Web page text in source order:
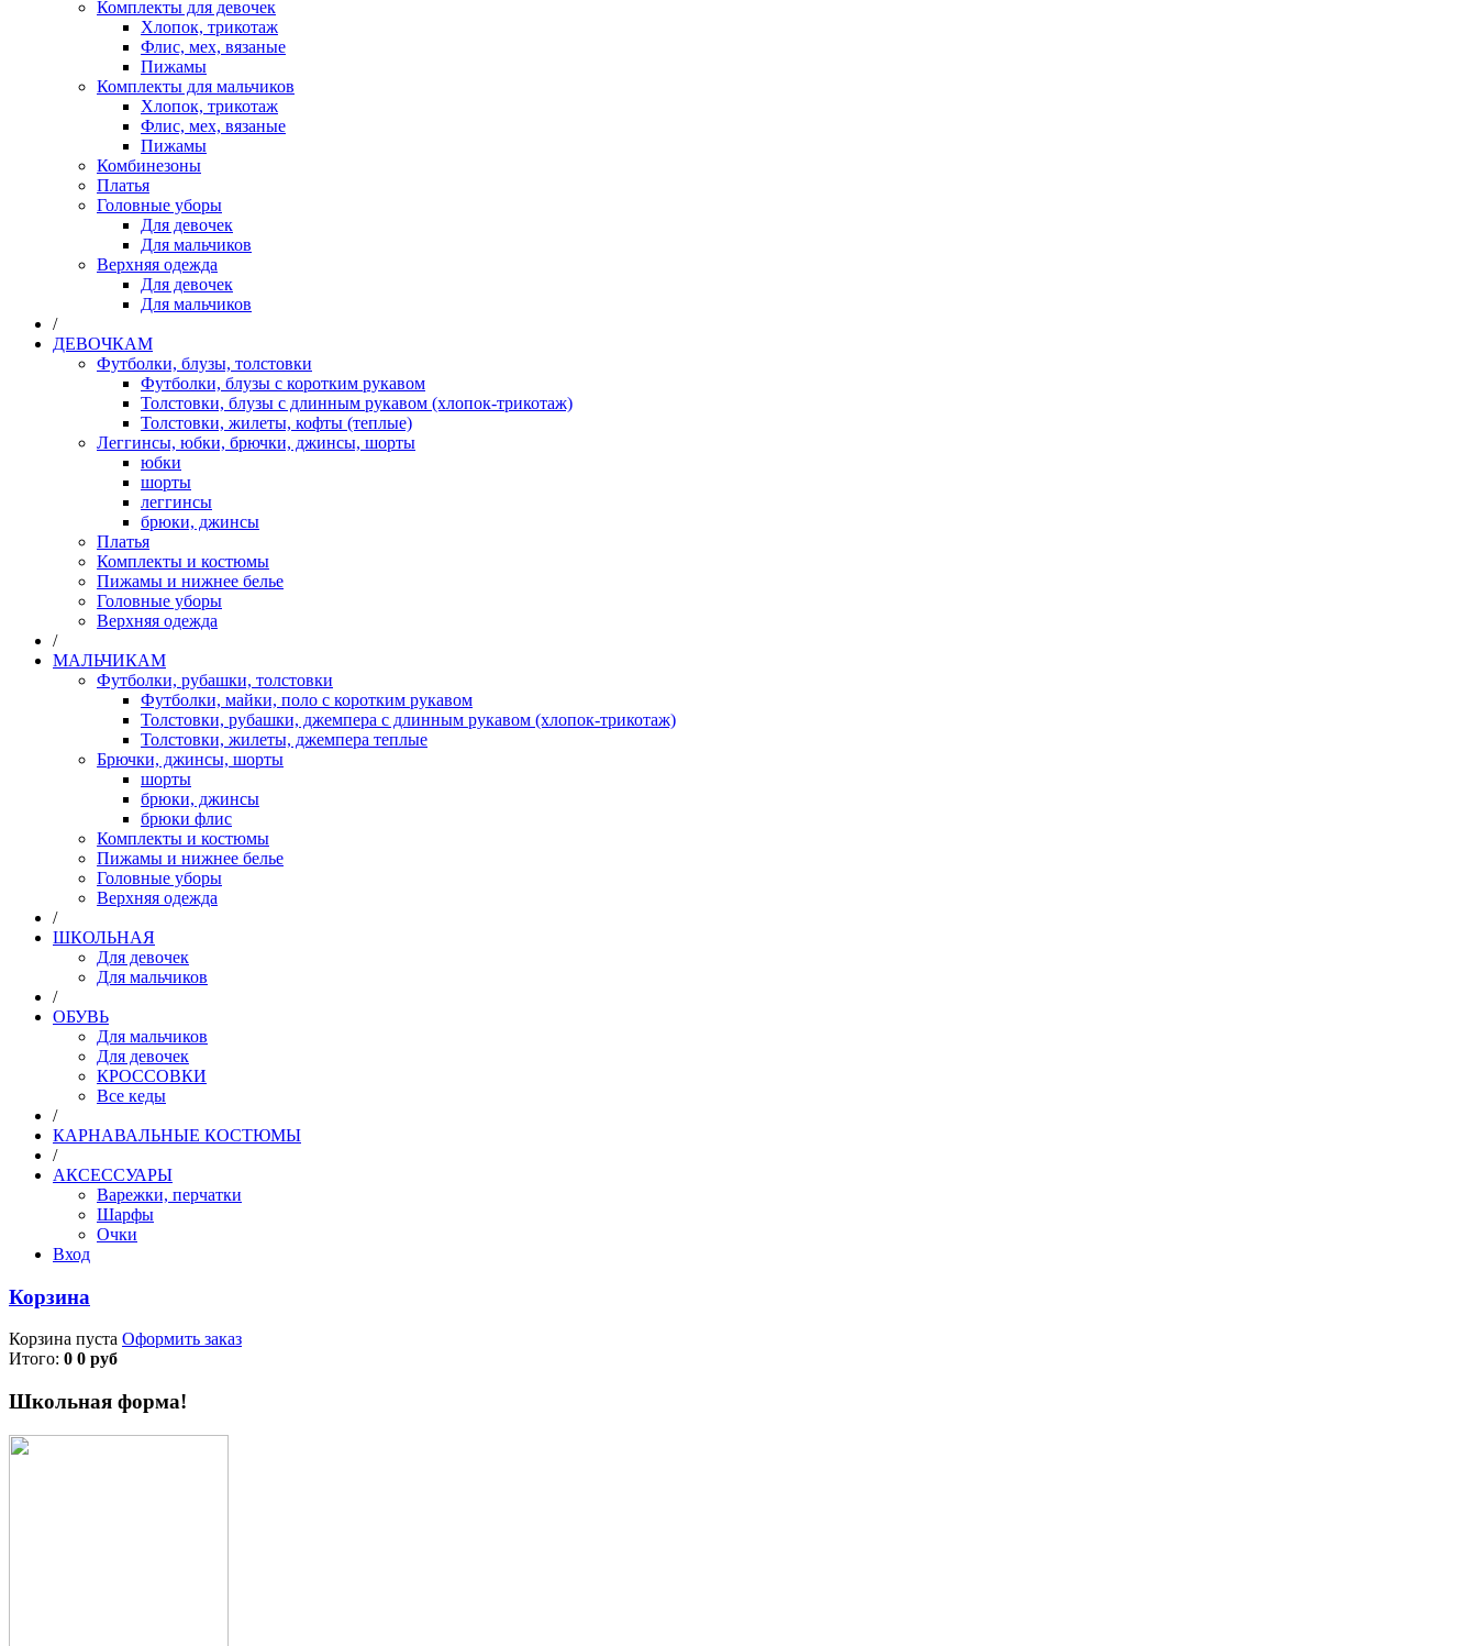
Комплекты для девочек
Хлопок, трикотаж
Флис, мех, вязаные
Пижамы
Комплекты для мальчиков
Хлопок, трикотаж
Флис, мех, вязаные
Пижамы
Комбинезоны
Платья
Головные уборы
Для девочек
Для мальчиков
Верхняя одежда
Для девочек
Для мальчиков
/
ДЕВОЧКАМ
Футболки, блузы, толстовки
Футболки, блузы с коротким рукавом
Толстовки, блузы с длинным рукавом (хлопок-трикотаж)
Толстовки, жилеты, кофты (теплые)
Леггинсы, юбки, брючки, джинсы, шорты
юбки
шорты
леггинсы
брюки, джинсы
Платья
Комплекты и костюмы
Пижамы и нижнее белье
Головные уборы
Верхняя одежда
/
МАЛЬЧИКАМ
Футболки, рубашки, толстовки
Футболки, майки, поло с коротким рукавом
Толстовки, рубашки, джемпера с длинным рукавом (хлопок-трикотаж)
Толстовки, жилеты, джемпера теплые
Брючки, джинсы, шорты
шорты
брюки, джинсы
брюки флис
Комплекты и костюмы
Пижамы и нижнее белье
Головные уборы
Верхняя одежда
/
ШКОЛЬНАЯ
Для девочек
Для мальчиков
/
ОБУВЬ
Для мальчиков
Для девочек
КРОССОВКИ
Все кеды
/
КАРНАВАЛЬНЫЕ КОСТЮМЫ
/
АКСЕССУАРЫ
Варежки, перчатки
Шарфы
Очки
Вход
Корзина
Корзина пуста Оформить заказ
Итого: 0 0 руб
Школьная форма!